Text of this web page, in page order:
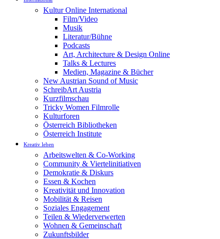
Kultur Online International
Film/Video
Musik
Literatur/Bühne
Podcasts
Art, Architecture & Design Online
Talks & Lectures
Medien, Magazine & Bücher
New Austrian Sound of Music
SchreibArt Austria
Kurzfilmschau
Tricky Women Filmrolle
Kulturforen
Österreich Bibliotheken
Österreich Institute
Kreativ leben
Arbeitswelten & Co-Working
Community & Viertelinitiativen
Demokratie & Diskurs
Essen & Kochen
Kreativität und Innovation
Mobilität & Reisen
Soziales Engagement
Teilen & Wiederverwerten
Wohnen & Gemeinschaft
Zukunftsbilder